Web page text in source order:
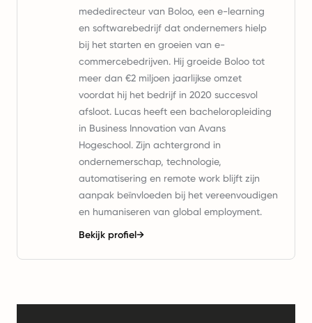
mededirecteur van Boloo, een e-learning
en softwarebedrijf dat ondernemers hielp
bij het starten en groeien van e-
commercebedrijven. Hij groeide Boloo tot
meer dan €2 miljoen jaarlijkse omzet
voordat hij het bedrijf in 2020 succesvol
afsloot. Lucas heeft een bacheloropleiding
in Business Innovation van Avans
Hogeschool. Zijn achtergrond in
ondernemerschap, technologie,
automatisering en remote work blijft zijn
aanpak beïnvloeden bij het vereenvoudigen
en humaniseren van global employment.
Bekijk profiel→